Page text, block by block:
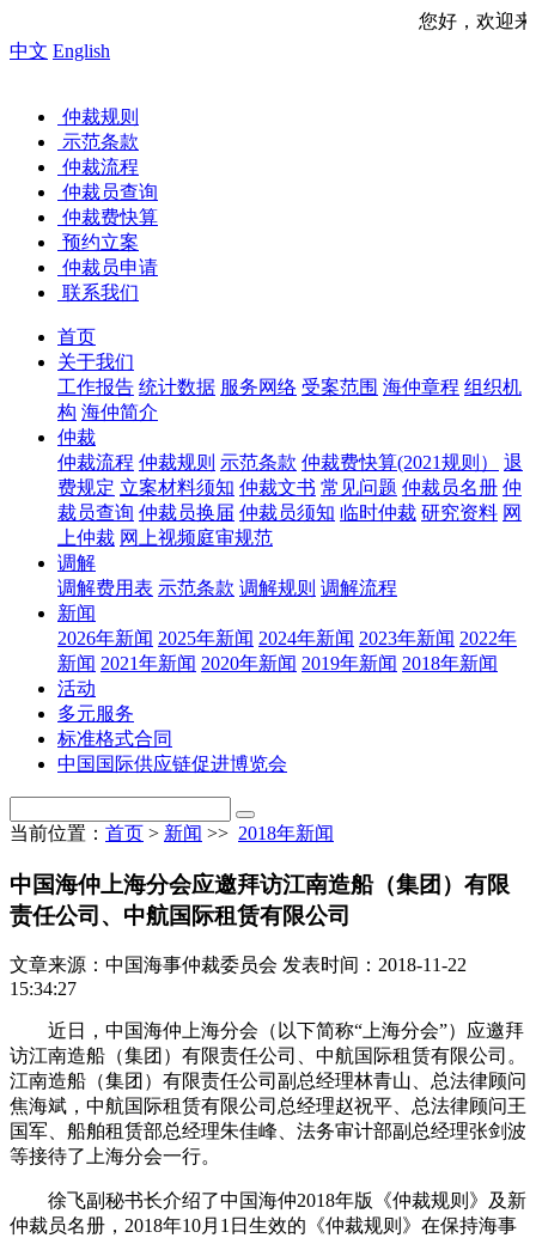
您好，欢迎来到中国海
中文 English
仲裁规则
示范条款
仲裁流程
仲裁员查询
仲裁费快算
预约立案
仲裁员申请
联系我们
首页
关于我们
工作报告 统计数据 服务网络 受案范围 海仲章程 组织机
构 海仲简介
仲裁
仲裁流程 仲裁规则 示范条款 仲裁费快算(2021规则）
退
费规定 立案材料须知 仲裁文书 常见问题 仲裁员名册 仲
裁员查询 仲裁员换届 仲裁员须知 临时仲裁 研究资料 网
上仲裁 网上视频庭审规范
调解
调解费用表 示范条款 调解规则 调解流程
新闻
2026年新闻 2025年新闻 2024年新闻 2023年新闻 2022年
新闻 2021年新闻 2020年新闻 2019年新闻 2018年新闻
活动
多元服务
标准格式合同
中国国际供应链促进博览会
当前位置： 首页 > 新闻 >> 2018年新闻
中国海仲上海分会应邀拜访江南造船（集团）有限
责任公司、中航国际租赁有限公司
文章来源：中国海事仲裁委员会 发表时间：2018-11-22
15:34:27
近日，中国海仲上海分会（以下简称“上海分会”）应邀拜
访江南造船（集团）有限责任公司、中航国际租赁有限公司。
江南造船（集团）有限责任公司副总经理林青山、总法律顾问
焦海斌，中航国际租赁有限公司总经理赵祝平、总法律顾问王
国军、船舶租赁部总经理朱佳峰、法务审计部副总经理张剑波
等接待了上海分会一行。
徐飞副秘书长介绍了中国海仲2018年版《仲裁规则》及新
仲裁员名册，2018年10月1日生效的《仲裁规则》在保持海事